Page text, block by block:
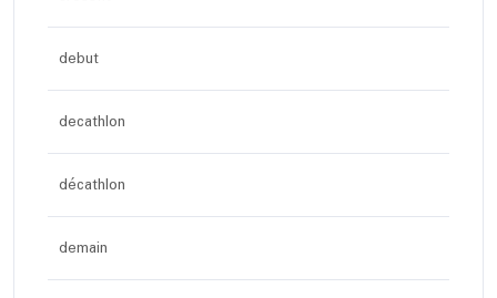
debut
decathlon
décathlon
demain